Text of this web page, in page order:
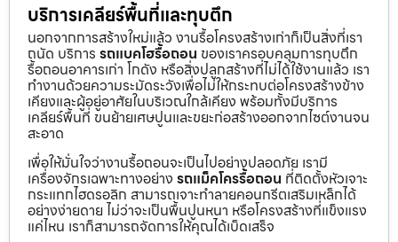
บริการเคลียร์พื้นที่และทุบตึก
นอกจากการสร้างใหม่แล้ว งานรื้อโครงสร้างเก่าก็เป็นสิ่งที่เรา
ถนัด บริการ รถแบคโฮรื้อถอน ของเราครอบคลุมการทุบตึก
รื้อถอนอาคารเก่า โกดัง หรือสิ่งปลูกสร้างที่ไม่ได้ใช้งานแล้ว เรา
ทำงานด้วยความระมัดระวังเพื่อไม่ให้กระทบต่อโครงสร้างข้าง
เคียงและผู้อยู่อาศัยในบริเวณใกล้เคียง พร้อมทั้งมีบริการ
เคลียร์พื้นที่ ขนย้ายเศษปูนและขยะก่อสร้างออกจากไซต์งานจน
สะอาด
เพื่อให้มั่นใจว่างานรื้อถอนจะเป็นไปอย่างปลอดภัย เรามี
เครื่องจักรเฉพาะทางอย่าง รถแม็คโครรื้อถอน ที่ติดตั้งหัวเจาะ
กระแทกไฮดรอลิก สามารถเจาะทำลายคอนกรีตเสริมเหล็กได้
อย่างง่ายดาย ไม่ว่าจะเป็นพื้นปูนหนา หรือโครงสร้างที่แข็งแรง
แค่ไหน เราก็สามารถจัดการให้คุณได้เบ็ดเสร็จ